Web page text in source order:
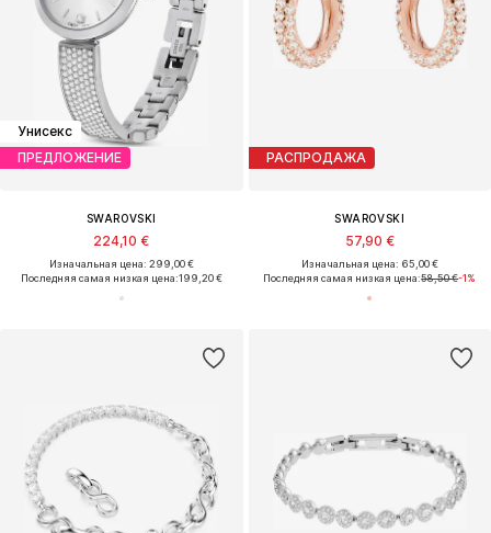
Унисекс
ПРЕДЛОЖЕНИЕ
SWAROVSKI
224,10 €
Изначальная цена: 299,00 €
Последняя самая низкая цена:199,20 €
РАСПРОДАЖА
SWAROVSKI
57,90 €
Изначальная цена: 65,00 €
Последняя самая низкая цена:58,50 €-1%